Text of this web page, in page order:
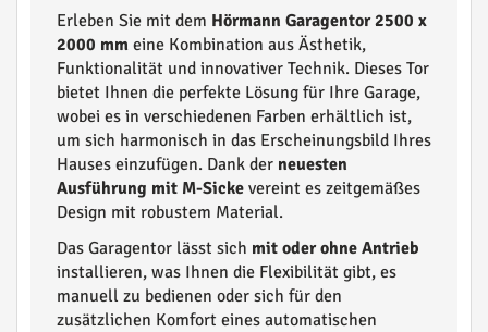
Erleben Sie mit dem Hörmann Garagentor 2500 x
2000 mm eine Kombination aus Ästhetik,
Funktionalität und innovativer Technik. Dieses Tor
bietet Ihnen die perfekte Lösung für Ihre Garage,
wobei es in verschiedenen Farben erhältlich ist,
um sich harmonisch in das Erscheinungsbild Ihres
Hauses einzufügen. Dank der neuesten
Ausführung mit M-Sicke vereint es zeitgemäßes
Design mit robustem Material.
Das Garagentor lässt sich mit oder ohne Antrieb
installieren, was Ihnen die Flexibilität gibt, es
manuell zu bedienen oder sich für den
zusätzlichen Komfort eines automatischen